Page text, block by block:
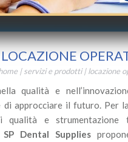
LOCAZIONE
| servizi e prodotti|locazione
qualità e
approcciare il futuro. Per
e strumentazione
SP Dental Supplies